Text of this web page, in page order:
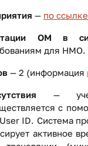
— по ссылке
ОМ в
для НМО.
— 2 (информация
—
с
ID. Система
активное